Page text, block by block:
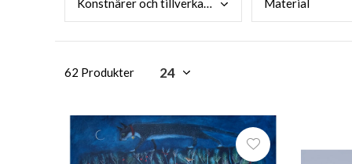
Konstnärer och tillverkare Material
62 Produkter